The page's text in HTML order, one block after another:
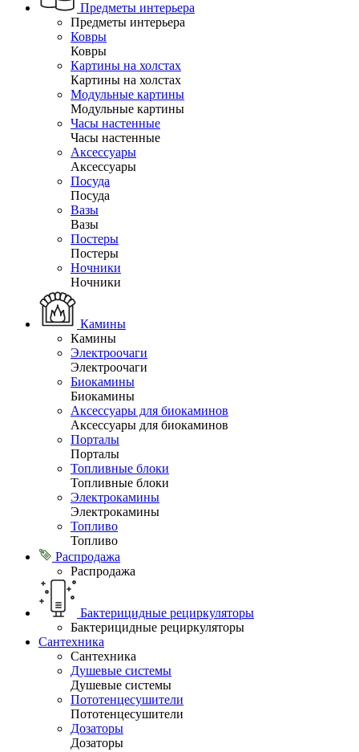
Предметы интерьера
Предметы интерьера
Ковры
Ковры
Картины на холстах
Картины на холстах
Модульные картины
Модульные картины
Часы настенные
Часы настенные
Аксессуары
Аксессуары
Посуда
Посуда
Вазы
Вазы
Постеры
Постеры
Ночники
Ночники
Камины
Камины
Электроочаги
Электроочаги
Биокамины
Биокамины
Аксессуары для биокаминов
Аксессуары для биокаминов
Порталы
Порталы
Топливные блоки
Топливные блоки
Электрокамины
Электрокамины
Топливо
Топливо
Распродажа
Распродажа
Бактерицидные рециркуляторы
Бактерицидные рециркуляторы
Сантехника
Сантехника
Душевые системы
Душевые системы
Пототенцесушители
Пототенцесушители
Дозаторы
Дозаторы